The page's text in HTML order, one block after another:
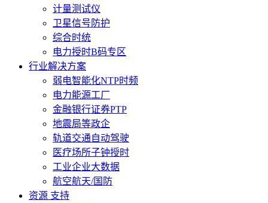
计量测试仪
卫星信号防护
综合时统
电力授时B码专区
行业解决方案
弱电智能化NTP时频
电力能源工厂
金融银行证券PTP
地震局等政企
轨道交通自动驾驶
医疗场所子钟授时
工业企业大数据
航空航天/国防
资源 支持